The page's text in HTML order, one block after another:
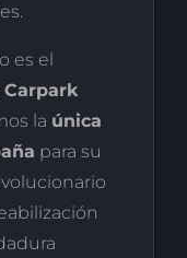
es el
Carpark
la única
para su